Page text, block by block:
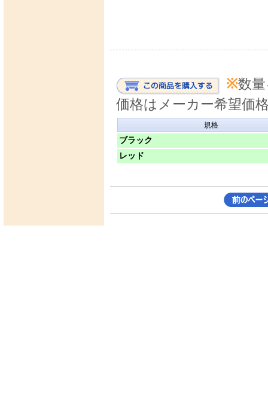
※数
価格はメーカー希望価
規格
ブラック
レッド